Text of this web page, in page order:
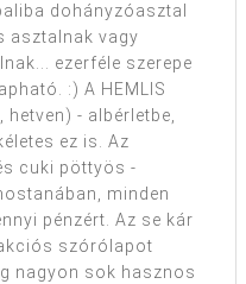
dohányzóasztal
asztalnak vagy
ezerféle szerepe
:) A HEMLIS
- albérletbe,
ez is. Az
cuki pöttyös -
minden
pénzért. Az se kár
szórólapot
nagyon sok hasznos